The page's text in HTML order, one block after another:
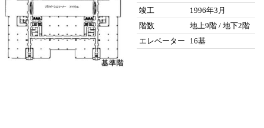
竣工
1996年3月
階数
地上9階 / 地下2階
エレベーター
16基